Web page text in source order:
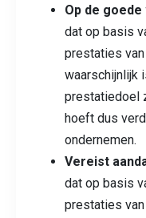
Op de goede
dat op basis
prestaties
waarschijnlijk
prestatiedoel
hoeft dus
ondernemen.
Vereist
dat op basis
prestaties